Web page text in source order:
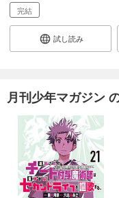
594円 (税込)
Ｑ．Ｅ．
594円 (税込)
完結
あらすじを
完結
試し読み
月刊少年マガジン